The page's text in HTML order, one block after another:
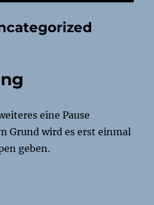
eine Pause
Grund wird es erst einmal
geben.